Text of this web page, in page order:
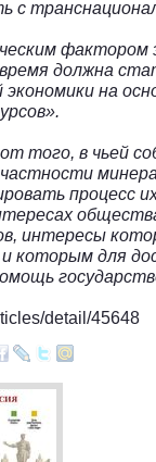
с
фактором
должна
экономики на
того, в чьей
процесс
интересы
и которым для
detail/45648